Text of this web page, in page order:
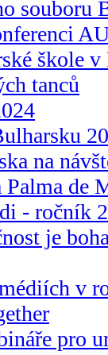
souboru
škole v
tanců
na
de
- ročník
je
v
pro